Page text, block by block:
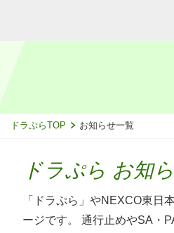
ドラぷらTOP お知らせ一覧
ドラぷら お知
「ドラぷら」やNEXCO東日
ージです。
通行止めやSA・